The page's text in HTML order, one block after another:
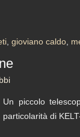
gioviano caldo
Un piccolo
particolarità di